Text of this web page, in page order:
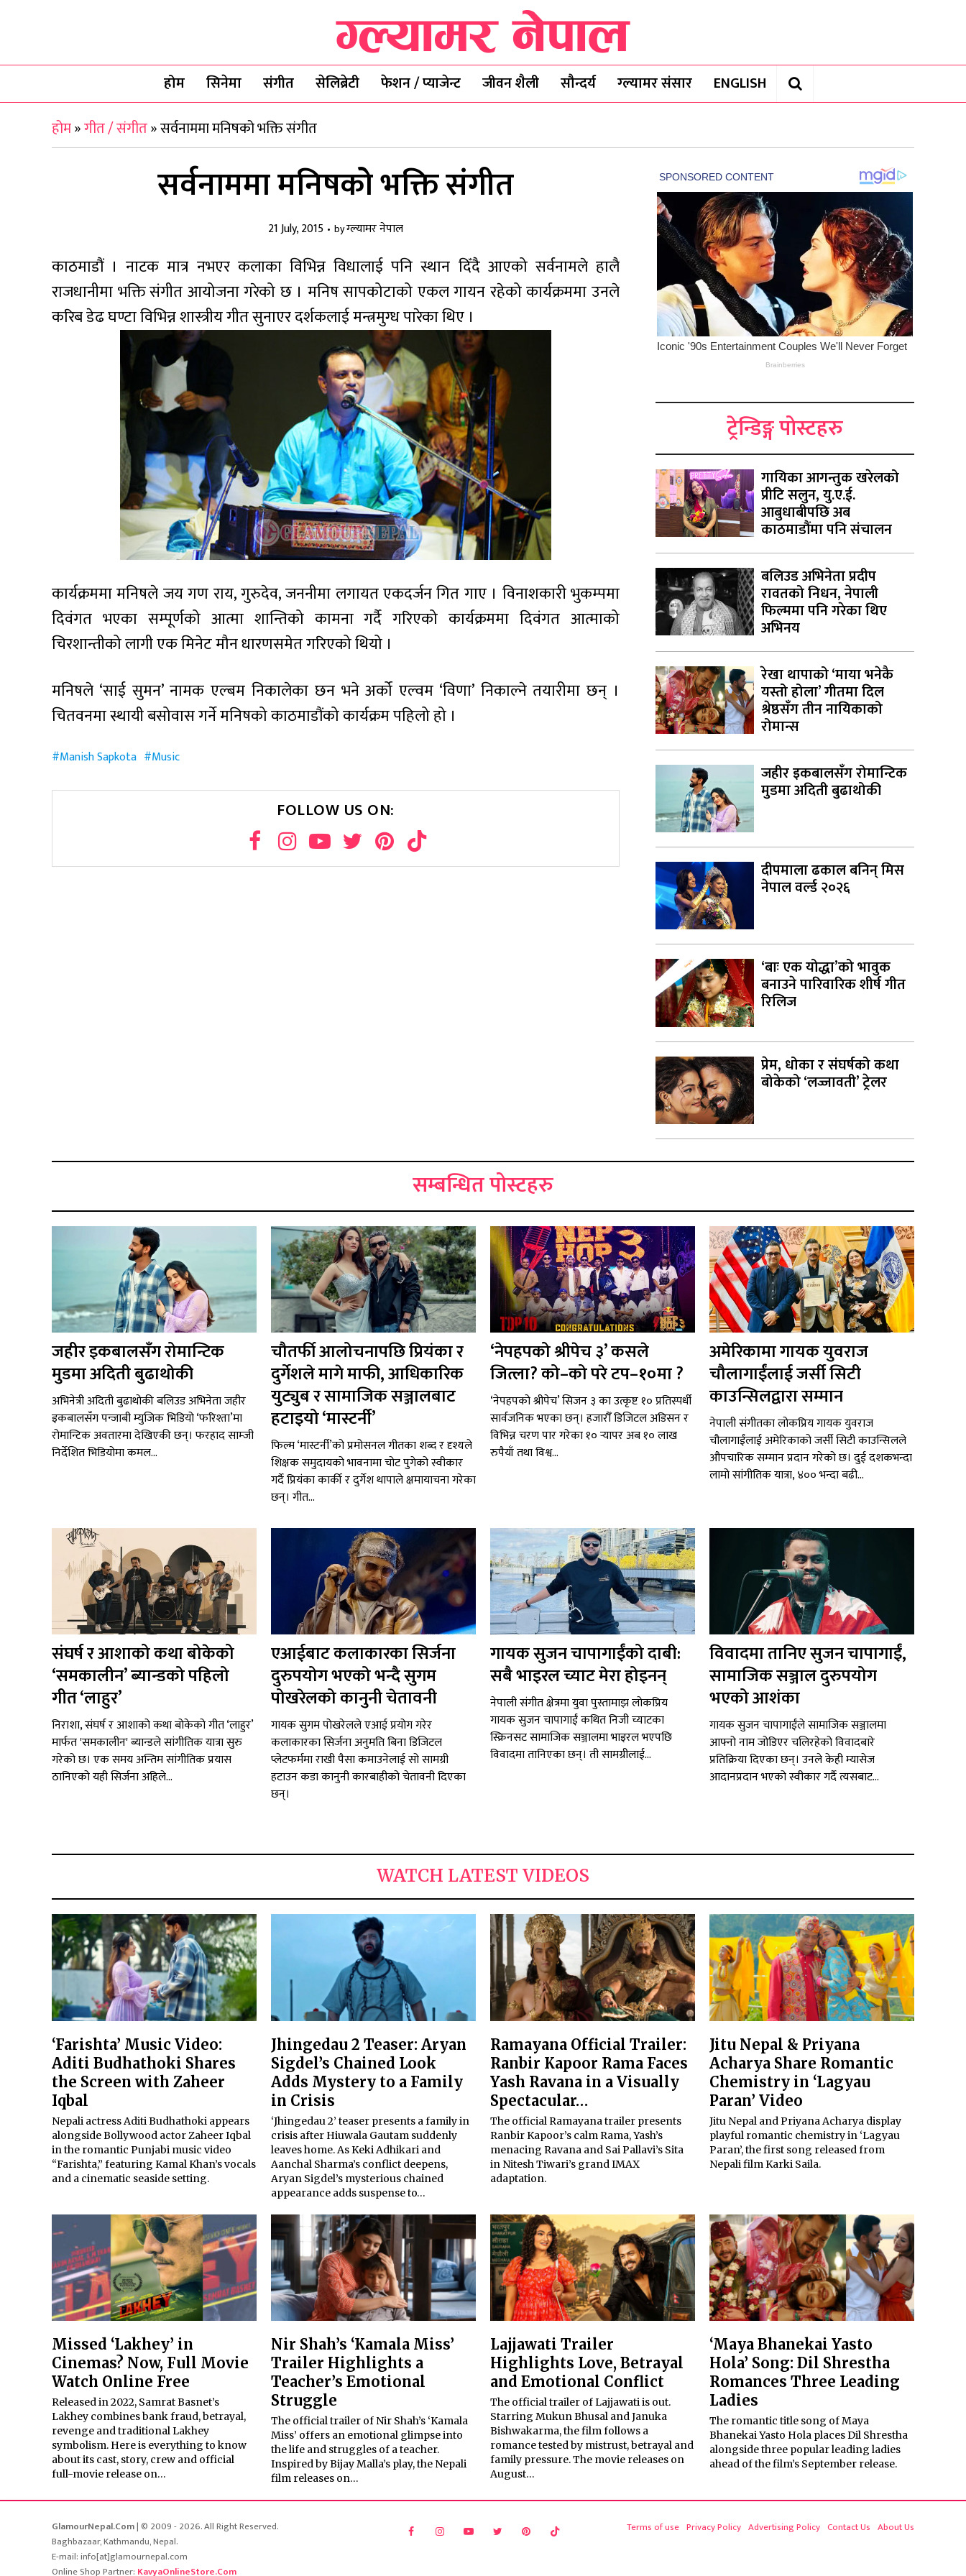
होम सिनेमा संगीत सेलिब्रेटी फेशन / प्याजेन्ट जीवन शैली सौन्दर्य ग्ल्यामर संसार
ENGLISH
होम»गीत / संगीत»सर्वनाममा मनिषको भक्ति संगीत
सर्वनाममा मनिषको भक्ति संगीत
21 July, 2015 byग्ल्यामर नेपाल
काठमाडौं । नाटक मात्र नभएर कलाका विभिन्न विधालाई पनि स्थान दिँदै आएको सर्वनामले हालै
राजधानीमा भक्ति संगीत आयोजना गरेको छ । मनिष सापकोटाको एकल गायन रहेको कार्यक्रममा उनले
करिब डेढ घण्टा विभिन्न शास्त्रीय गीत सुनाएर दर्शकलाई मन्त्रमुग्ध पारेका थिए ।
कार्यक्रममा मनिषले जय गण राय, गुरुदेव, जननीमा लगायत एकदर्जन गित गाए । विनाशकारी भुकम्पमा
दिवंगत भएका सम्पूर्णको आत्मा शान्तिको कामना गर्दै गरिएको कार्यक्रममा दिवंगत आत्माको
चिरशान्तीको लागी एक मिनेट मौन धारणसमेत गरिएको थियो ।
मनिषले ‘साई सुमन’ नामक एल्बम निकालेका छन भने अर्को एल्वम ‘विणा’ निकाल्ने तयारीमा छन् ।
चितवनमा स्थायी बसोवास गर्ने मनिषको काठमाडौंको कार्यक्रम पहिलो हो ।
Manish Sapkota Music
FOLLOW US ON:
ट्रेन्डिङ्ग पोस्टहरु
गायिका आगन्तुक खरेलको
प्रीटि सलुन, यु.ए.ई.
आबुधाबीपछि अब
काठमाडौंमा पनि संचालन
बलिउड अभिनेता प्रदीप
रावतको निधन, नेपाली
फिल्ममा पनि गरेका थिए
अभिनय
रेखा थापाको ‘माया भनेकै
यस्तो होला’ गीतमा दिल
श्रेष्ठसँग तीन नायिकाको
रोमान्स
जहीर इकबालसँग रोमान्टिक
मुडमा अदिती बुढाथोकी
दीपमाला ढकाल बनिन् मिस
नेपाल वर्ल्ड २०२६
‘बाः एक योद्धा’को भावुक
बनाउने पारिवारिक शीर्ष गीत
रिलिज
प्रेम, धोका र संघर्षको कथा
बोकेको ‘लज्जावती’ ट्रेलर
सम्बन्धित पोस्टहरु
जहीर इकबालसँग रोमान्टिक
मुडमा अदिती बुढाथोकी
अभिनेत्री अदिती बुढाथोकी बलिउड अभिनेता जहीर
इकबालसँग पन्जाबी म्युजिक भिडियो ‘फरिश्ता’मा
रोमान्टिक अवतारमा देखिएकी छन्। फरहाद साम्जी
निर्देशित भिडियोमा कमल...
चौतर्फी आलोचनापछि प्रियंका र
दुर्गेशले मागे माफी, आधिकारिक
युट्युब र सामाजिक सञ्जालबाट
हटाइयो ‘मास्टर्नी’
फिल्म ‘मास्टर्नी’को प्रमोसनल गीतका शब्द र दृश्यले
शिक्षक समुदायको भावनामा चोट पुगेको स्वीकार
गर्दै प्रियंका कार्की र दुर्गेश थापाले क्षमायाचना गरेका
छन्। गीत...
‘नेपहपको श्रीपेच ३’ कसले
जित्ला? को–को परे टप–१०मा ?
‘नेपहपको श्रीपेच’ सिजन ३ का उत्कृष्ट १० प्रतिस्पर्धी
सार्वजनिक भएका छन्। हजारौँ डिजिटल अडिसन र
विभिन्न चरण पार गरेका १० र्‍यापर अब १० लाख
रुपैयाँ तथा विश्व...
अमेरिकामा गायक युवराज
चौलागाईंलाई जर्सी सिटी
काउन्सिलद्वारा सम्मान
नेपाली संगीतका लोकप्रिय गायक युवराज
चौलागाईंलाई अमेरिकाको जर्सी सिटी काउन्सिलले
औपचारिक सम्मान प्रदान गरेको छ। दुई दशकभन्दा
लामो सांगीतिक यात्रा, ४०० भन्दा बढी...
संघर्ष र आशाको कथा बोकेको
‘समकालीन’ ब्यान्डको पहिलो
गीत ‘लाहुर’
निराशा, संघर्ष र आशाको कथा बोकेको गीत ‘लाहुर’
मार्फत 'समकालीन' ब्यान्डले सांगीतिक यात्रा सुरु
गरेको छ। एक समय अन्तिम सांगीतिक प्रयास
ठानिएको यही सिर्जना अहिले...
एआईबाट कलाकारका सिर्जना
दुरुपयोग भएको भन्दै सुगम
पोखरेलको कानुनी चेतावनी
गायक सुगम पोखरेलले एआई प्रयोग गरेर
कलाकारका सिर्जना अनुमति बिना डिजिटल
प्लेटफर्ममा राखी पैसा कमाउनेलाई सो सामग्री
हटाउन कडा कानुनी कारबाहीको चेतावनी दिएका
छन्।
गायक सुजन चापागाईंको दाबी:
सबै भाइरल च्याट मेरा होइनन्
नेपाली संगीत क्षेत्रमा युवा पुस्तामाझ लोकप्रिय
गायक सुजन चापागाईं कथित निजी च्याटका
स्क्रिनसट सामाजिक सञ्जालमा भाइरल भएपछि
विवादमा तानिएका छन्। ती सामग्रीलाई...
विवादमा तानिए सुजन चापागाईं,
सामाजिक सञ्जाल दुरुपयोग
भएको आशंका
गायक सुजन चापागाईंले सामाजिक सञ्जालमा
आफ्नो नाम जोडिएर चलिरहेको विवादबारे
प्रतिक्रिया दिएका छन्। उनले केही म्यासेज
आदानप्रदान भएको स्वीकार गर्दै त्यसबाट...
WATCH LATEST VIDEOS
‘Farishta’ Music Video:
Aditi Budhathoki Shares
the Screen with Zaheer
Iqbal
Nepali actress Aditi Budhathoki appears
alongside Bollywood actor Zaheer Iqbal
in the romantic Punjabi music video
“Farishta,” featuring Kamal Khan’s vocals
and a cinematic seaside setting.
Jhingedau 2 Teaser: Aryan
Sigdel’s Chained Look
Adds Mystery to a Family
in Crisis
‘Jhingedau 2’ teaser presents a family in
crisis after Hiuwala Gautam suddenly
leaves home. As Keki Adhikari and
Aanchal Sharma’s conflict deepens,
Aryan Sigdel’s mysterious chained
appearance adds suspense to…
Ramayana Official Trailer:
Ranbir Kapoor Rama Faces
Yash Ravana in a Visually
Spectacular…
The official Ramayana trailer presents
Ranbir Kapoor’s calm Rama, Yash’s
menacing Ravana and Sai Pallavi’s Sita
in Nitesh Tiwari’s grand IMAX
adaptation.
Jitu Nepal & Priyana
Acharya Share Romantic
Chemistry in ‘Lagyau
Paran’ Video
Jitu Nepal and Priyana Acharya display
playful romantic chemistry in ‘Lagyau
Paran’, the first song released from
Nepali film Karki Saila.
Missed ‘Lakhey’ in
Cinemas? Now, Full Movie
Watch Online Free
Released in 2022, Samrat Basnet’s
Lakhey combines bank fraud, betrayal,
revenge and traditional Lakhey
symbolism. Here is everything to know
about its cast, story, crew and official
full-movie release on…
Nir Shah’s ‘Kamala Miss’
Trailer Highlights a
Teacher’s Emotional
Struggle
The official trailer of Nir Shah’s ‘Kamala
Miss’ offers an emotional glimpse into
the life and struggles of a teacher.
Inspired by Bijay Malla’s play, the Nepali
film releases on…
Lajjawati Trailer
Highlights Love, Betrayal
and Emotional Conflict
The official trailer of Lajjawati is out.
Starring Mukun Bhusal and Januka
Bishwakarma, the film follows a
romance tested by mistrust, betrayal and
family pressure. The movie releases on
August…
‘Maya Bhanekai Yasto
Hola’ Song: Dil Shrestha
Romances Three Leading
Ladies
The romantic title song of Maya
Bhanekai Yasto Hola places Dil Shrestha
alongside three popular leading ladies
ahead of the film’s September release.
GlamourNepal.Com| © 2009 - 2026. All Right Reserved.
Baghbazaar, Kathmandu, Nepal.
E-mail: info[at]glamournepal.com
Online Shop Partner: KavyaOnlineStore.Com
Terms of use Privacy Policy Advertising Policy Contact Us About Us